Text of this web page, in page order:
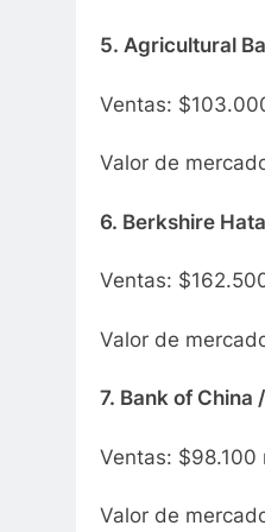
5. Agricultural
Ventas:
Valor de
6. Berkshire
Ventas:
Valor de
7. Bank of China
Ventas: $98.100
Valor de